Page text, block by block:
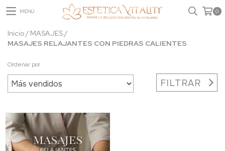
MENÚ 0
Inicio/ MASAJES/
MASAJES RELAJANTES CON PIEDRAS CALIENTES
Ordenar por
FILTRAR